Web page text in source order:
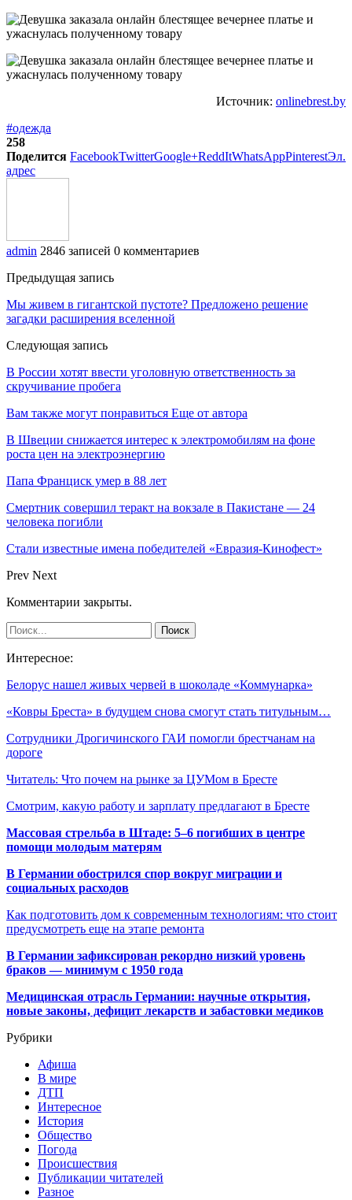
Источник: onlinebrest.by
#одежда
258
Поделится FacebookTwitterGoogle+ReddItWhatsAppPinterestЭл.
адрес
admin 2846 записей 0 комментариев
Предыдущая запись
Мы живем в гигантской пустоте? Предложено решение
загадки расширения вселенной
Следующая запись
В России хотят ввести уголовную ответственность за
скручивание пробега
Вам также могут понравиться Еще от автора
В Швеции снижается интерес к электромобилям на фоне
роста цен на электроэнергию
Папа Франциск умер в 88 лет
Смертник совершил теракт на вокзале в Пакистане — 24
человека погибли
Стали известные имена победителей «Евразия-Кинофест»
Prev Next
Комментарии закрыты.
Интересное:
Белорус нашел живых червей в шоколаде «Коммунарка»
«Ковры Бреста» в будущем снова смогут стать титульным…
Сотрудники Дрогичинского ГАИ помогли брестчанам на
дороге
Читатель: Что почем на рынке за ЦУМом в Бресте
Смотрим, какую работу и зарплату предлагают в Бресте
Массовая стрельба в Штаде: 5–6 погибших в центре
помощи молодым матерям
В Германии обострился спор вокруг миграции и
социальных расходов
Как подготовить дом к современным технологиям: что стоит
предусмотреть еще на этапе ремонта
В Германии зафиксирован рекордно низкий уровень
браков — минимум с 1950 года
Медицинская отрасль Германии: научные открытия,
новые законы, дефицит лекарств и забастовки медиков
Рубрики
Афиша
В мире
ДТП
Интересное
История
Общество
Погода
Происшествия
Публикации читателей
Разное